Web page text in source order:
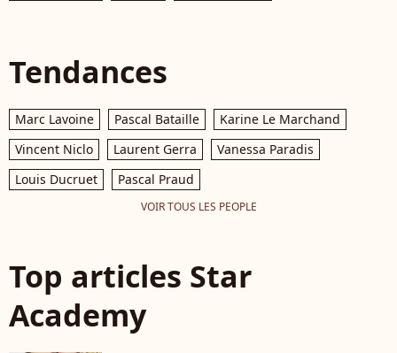
Tendances
Marc Lavoine Pascal Bataille
Karine Le Marchand
Vincent Niclo
Laurent Gerra
Vanessa Paradis
Louis Ducruet
Pascal Praud
VOIR TOUS LES PEOPLE
Top articles Star
Academy